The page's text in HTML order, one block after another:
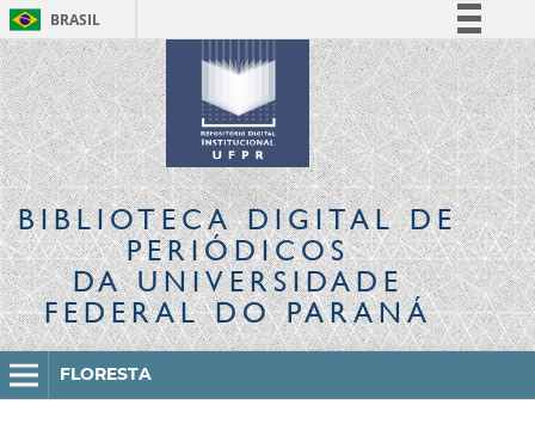
BRASIL
Simplifique!
Comunica BR
Participe
Acesso à informação
Legislação
Canais
BIBLIOTECA DIGITALDE
PERIÓDICOS
DA UNIVERSIDADE
FEDERAL DO PARANÁ
FLORESTA